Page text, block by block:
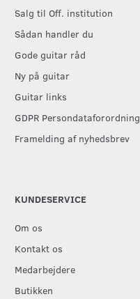
Salg til Off. institution
Sådan handler du
Gode guitar råd
Ny på guitar
Guitar links
GDPR Persondataforordning
Framelding af nyhedsbrev
KUNDESERVICE
Om os
Kontakt os
Medarbejdere
Butikken